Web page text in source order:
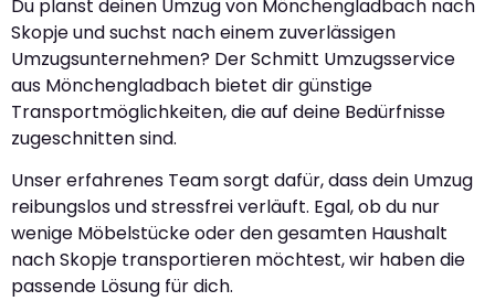
Du planst deinen Umzug von Mönchengladbach nach
Skopje und suchst nach einem zuverlässigen
Umzugsunternehmen? Der Schmitt Umzugsservice
aus Mönchengladbach bietet dir günstige
Transportmöglichkeiten, die auf deine Bedürfnisse
zugeschnitten sind.
Unser erfahrenes Team sorgt dafür, dass dein Umzug
reibungslos und stressfrei verläuft. Egal, ob du nur
wenige Möbelstücke oder den gesamten Haushalt
nach Skopje transportieren möchtest, wir haben die
passende Lösung für dich.